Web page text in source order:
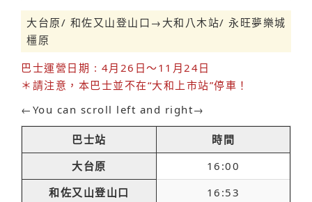
大台原/ 和佐又山登山口→大和八木站/ 永旺夢樂城
橿原
巴士運營日期 : 4月26日～11月24日
＊請注意，本巴士並不在“大和上市站”停車！
←You can scroll left and right→
巴士站
時間
大台原
16:00
和佐又山登山口
16:53